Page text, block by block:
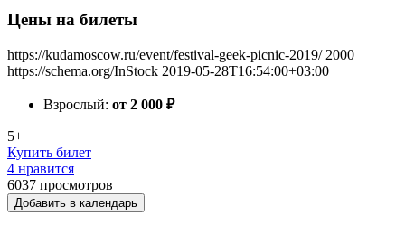
Цены на билеты
https://kudamoscow.ru/event/festival-geek-picnic-2019/ 2000
https://schema.org/InStock 2019-05-28T16:54:00+03:00
Взрослый: от 2 000 ₽
5+
Купить билет
4 нравится
6037 просмотров
Добавить в календарь